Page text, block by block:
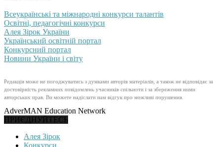
Всеукраїнські та міжнародні конкурси талантів
Освітні, педагогічні конкурси
Алея Зірок України
Український освітній портал
Конкурсний портал
Новини України і світу
Редакція може не погоджуватись з думками авторів матеріалів, а також не відповідає за
достовірність рекламних повідомлень учасників спільноти і за збереження ними
авторських прав. Ви можете надіслати нам відгук про можливі порушення.
AdverMAN Education Network
ПРИЄДНУЙТЕСЬ
Алея Зірок
Конкурси